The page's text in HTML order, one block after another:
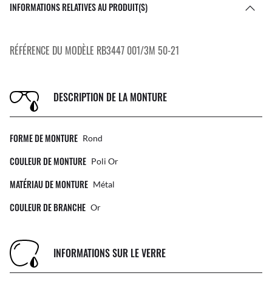
INFORMATIONS RELATIVES AU PRODUIT(S)
RÉFÉRENCE DU MODÈLE RB3447 001/3M 50-21
DESCRIPTION DE LA MONTURE
FORME DE MONTURE Rond
COULEUR DE MONTURE Poli Or
MATÉRIAU DE MONTURE Métal
COULEUR DE BRANCHE Or
INFORMATIONS SUR LE VERRE